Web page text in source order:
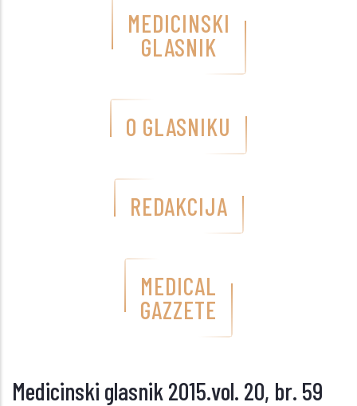
MEDICINSKI
GLASNIK
O GLASNIKU
REDAKCIJA
MEDICAL
GAZZETE
Medicinski glasnik 2015.vol. 20, br. 59